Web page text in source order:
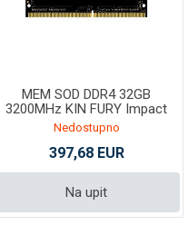
MEM SOD DDR4 32GB
3200MHz KIN FURY Impact
Nedostupno
397,68 EUR
Na upit